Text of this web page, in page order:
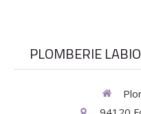
PLOMBERIE